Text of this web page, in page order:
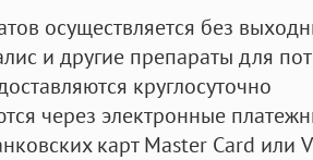
осуществляется без
и другие препараты для
круглосуточно
через электронные
карт Master Card или